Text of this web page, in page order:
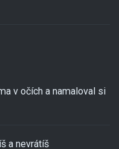
v očích a namaloval si
a nevrátíš